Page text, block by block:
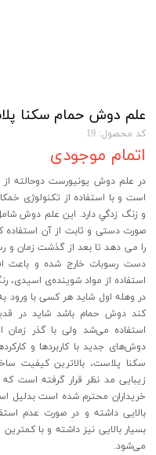
علم دوش حمام سکنا
کد محصول: 19
اتمام موجودی
است و با استفاده از تکنولوژی
و زنگ زدگي دارد. اين علم دوش
صورت دستی و ثابت از آن
را می دهد تا بعد از گذشت زمان و
دست رسوبات خارج شده و باعث
استفاده از مواد شوينده‌ی اسيدی،
در وهله اول شاید هر کسی با ورود
کند دوش حمام باشد شاید در
استفاده می‌شد ولی با گذر
دوش‌‌‌‌های جدید با کاربردها و
سکنا پلاست، بالاترین کیفیت
زیبایی مد نظر قرار گرفته است
خریداران محترم شده است بدلیل
بالایی داشته و در صورت عدم
بسیار بالایی نیز داشته و با
می‌شود.